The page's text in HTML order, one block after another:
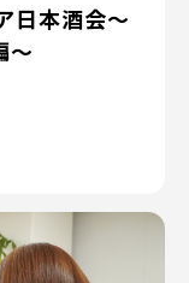
日本酒会〜
〜